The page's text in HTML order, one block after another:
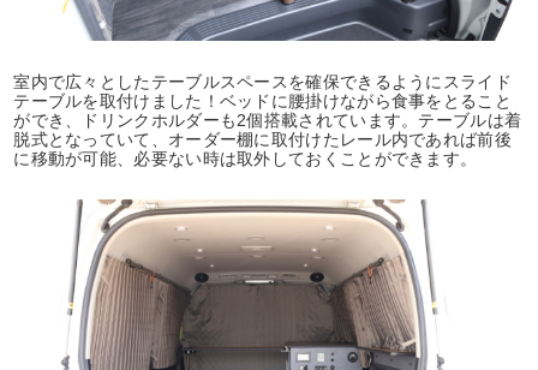
室内で広々としたテーブルスペースを確保できるようにスライド
テーブルを取付けました！ベッドに腰掛けながら食事をとること
ができ、ドリンクホルダーも2個搭載されています。テーブルは着
脱式となっていて、オーダー棚に取付けたレール内であれば前後
に移動が可能、必要ない時は取外しておくことができます。